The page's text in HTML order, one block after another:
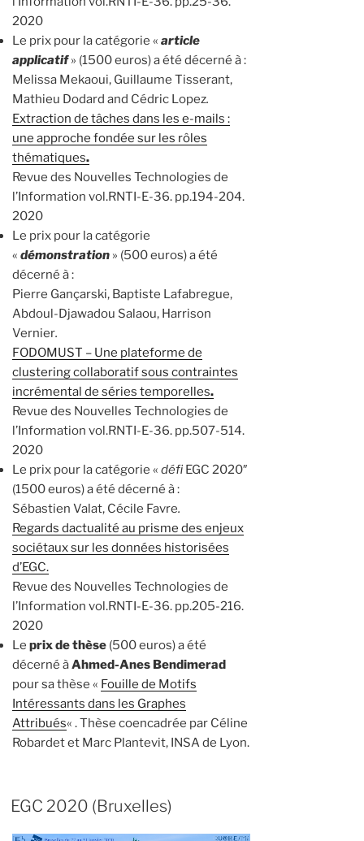
2020
Le prix pour la catégorie « article
applicatif» (1500 euros) a été décerné à :
Melissa Mekaoui, Guillaume Tisserant,
Mathieu Dodard and Cédric Lopez.
Extraction de tâches dans les e-mails :
une approche fondée sur les rôles
thématiques.
Revue des Nouvelles Technologies de
l’Information vol.RNTI-E-36. pp.194-204.
2020
Le prix pour la catégorie
« démonstration » (500 euros) a été
décerné à :
Pierre Gançarski, Baptiste Lafabregue,
Abdoul-Djawadou Salaou, Harrison
Vernier.
FODOMUST – Une plateforme de
clustering collaboratif sous contraintes
incrémental de séries temporelles.
Revue des Nouvelles Technologies de
l’Information vol.RNTI-E-36. pp.507-514.
2020
Le prix pour la catégorie « défi EGC 2020″
(1500 euros) a été décerné à :
Sébastien Valat, Cécile Favre.
Regards dactualité au prisme des enjeux
sociétaux sur les données historisées
d’EGC.
Revue des Nouvelles Technologies de
l’Information vol.RNTI-E-36. pp.205-216.
2020
Le prix de thèse (500 euros) a été
décerné àAhmed-Anes Bendimerad
pour sa thèse « Fouille de Motifs
Intéressants dans les Graphes
Attribués« . Thèse coencadrée par Céline
Robardet et Marc Plantevit, INSA de Lyon.
EGC 2020 (Bruxelles)